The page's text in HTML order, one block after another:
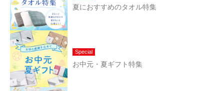
夏におすすめのタオル特集
Special
お中元・夏ギフト特集